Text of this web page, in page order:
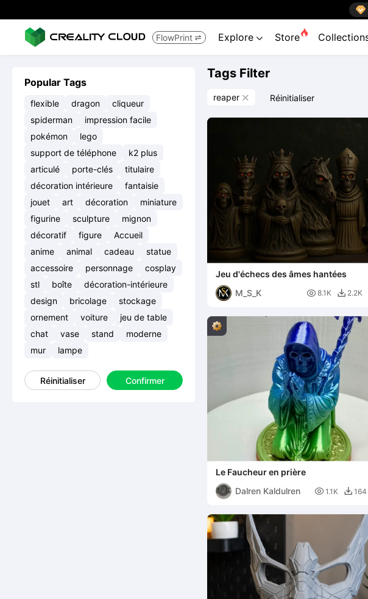

FlowPrint  Explore  Store
Popular Tags
flexible dragon
cliqueur
spiderman
impression facile
pokémon
lego
support de téléphone
k2 plus
articulé
porte-clés
titulaire
décoration intérieure
fantaisie
jouet
art décoration
miniature
figurine
sculpture
mignon
décoratif
figure
Accueil
anime
animal cadeau
statue
accessoire
personnage
cosplay
stl
boîte
décoration-intérieure
design
bricolage
stockage
ornement
voiture
jeu de table
chat
vase stand
moderne
mur
lampe
Réinitialiser Confirmer
Tags Filter
reaper  Réinitialiser
Jeu d'échecs des âmes hantées
M_S_K
 8.1K  2.2K
Le Faucheur en prière
Dalren Kaldulren
 1.1K  164